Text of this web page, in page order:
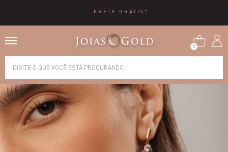
10X SEM JUROS
0
Alianças
Anéis
Brincos